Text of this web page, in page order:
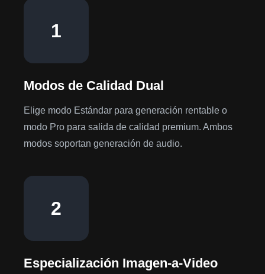
1
Modos de Calidad Dual
Elige modo Estándar para generación rentable o
modo Pro para salida de calidad premium. Ambos
modos soportan generación de audio.
2
Especialización Imagen-a-Video